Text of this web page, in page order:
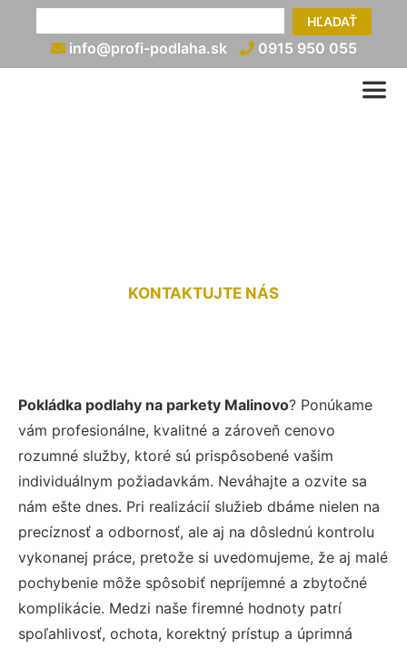
HĽADAŤ
info@profi-podlaha.sk 0915 950 055
KONTAKTUJTE NÁS
Pokládka podlahy na parkety Malinovo? Ponúkame
vám profesionálne, kvalitné a zároveň cenovo
rozumné služby, ktoré sú prispôsobené vašim
individuálnym požiadavkám. Neváhajte a ozvite sa
nám ešte dnes. Pri realizácií služieb dbáme nielen na
precíznosť a odbornosť, ale aj na dôslednú kontrolu
vykonanej práce, pretože si uvedomujeme, že aj malé
pochybenie môže spôsobiť nepríjemné a zbytočné
komplikácie. Medzi naše firemné hodnoty patrí
spoľahlivosť, ochota, korektný prístup a úprimná